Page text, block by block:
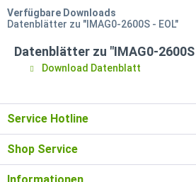
Verfügbare Downloads
Datenblätter zu "IMAG0-2600S - EOL"
Datenblätter zu "IMAG0-2600S
Download Datenblatt
Service Hotline
Shop Service
Informationen